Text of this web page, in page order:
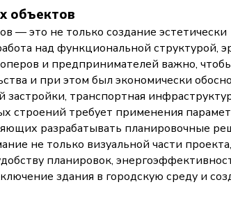
объектов
— это не только создание эстетически
над функциональной структурой,
и предпринимателей важно,
и при этом был экономически
застройки, транспортная
строений требует применения
разрабатывать планировочные
не только визуальной части
планировок,
здания в городскую среду и